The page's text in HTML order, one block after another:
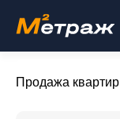
Продажа квартир